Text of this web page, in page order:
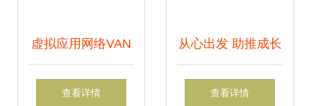
虚拟应用网络VAN
中的自动化管理技
查看详情
从心出发 助推成长
——黄斌华计算机
查看详情